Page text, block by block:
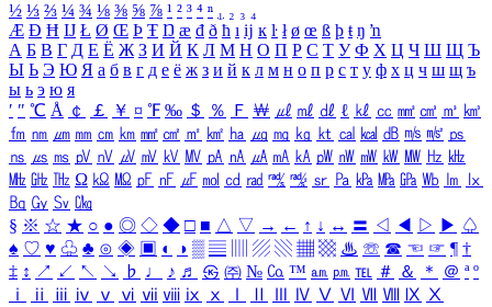
½ ⅓ ⅔ ¼ ¾ ⅛ ⅜ ⅝ ⅞ ¹ ² ³ ⁴ ⁿ ₁ ₂ ₃ ₄
Æ Ð Ħ Ĳ Ł Ø Œ Þ Ŧ Ŋ æ đ ð ħ ı ĳ ĸ ŀ ł ø œ ß þ ŧ ŋ ŉ
А Б В Г Д Е Ё Ж З И Й К Л М Н О П Р С Т У Ф Х Ц Ч Ш Щ Ъ
Ы Ь Э Ю Я а б в г д е ё ж з и й к л м н о п р с т у ф х ц ч ш щ ъ
ы ь э ю я
′ ″ ℃ Å ￠ ￡ ￥ ¤ ℉ ‰ ＄ ％ Ｆ ￦ ㎕ ㎖ ㎗ ℓ ㎘ ㏄ ㎣ ㎤ ㎥ ㎦
㎙ ㎚ ㎛ ㎜ ㎝ ㎞ ㎟ ㎠ ㎡ ㎢ ㏊ ㎍ ㎎ ㎏ ㏏ ㎈ ㎉ ㏈ ㎧ ㎨ ㎰
㎱ ㎲ ㎳ ㎴ ㎵ ㎶ ㎷ ㎸ ㎹ ㎀ ㎁ ㎂ ㎃ ㎄ ㎺ ㎻ ㎽ ㎾ ㎿ ㎐ ㎑
㎒ ㎓ ㎔ Ω ㏀ ㏁ ㎊ ㎋ ㎌ ㏖ ㏅ ㎭ ㎮ ㎯ ㏛ ㎩ ㎪ ㎫ ㎬ ㏝ ㏐
㏓
㏃ ㏉ ㏜ ㏆
§ ※ ☆ ★ ○ ● ◎ ◇ ◆ □ ■ △ ▽ → ← ↑ ↓ ↔ 〓 ◁ ◀ ▷ ▶ ♤
♠ ♡ ♥ ♧ ♣ ⊙ ◈ ▣ ◐ ◑ ▒ ▤ ▨ ▧ ▦ ▩ ♨ ☏ ☎ ☜ ☞ ¶ †
‡ ↕ ↗ ↙ ↖ ↘ ♭ ♩ ♪ ♬ ㉿ ㈜ № ㏇ ™ ㏂ ㏘ ℡ ＃ ＆ ＊ ＠ ª º
ⅰ
ⅱ ⅲ ⅳ ⅴ ⅵ ⅶ ⅷ ⅸ ⅹ Ⅳ Ⅴ Ⅵ Ⅶ Ⅷ Ⅸ Ⅹ